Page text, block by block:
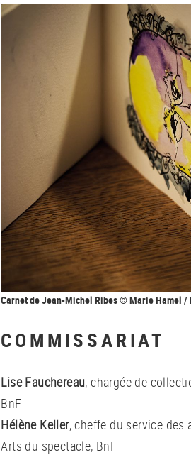
Carnet de Jean-Michel Ribes © Marie Hamel /
COMMISSARIAT
Lise Fauchereau, chargée de
BnF
Hélène Keller, cheffe du service des
Arts du spectacle, BnF